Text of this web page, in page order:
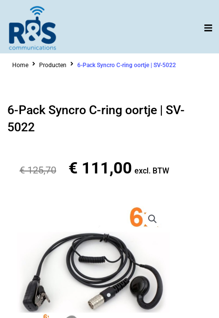
inhoud
Home Producten 6-Pack Syncro C-ring oortje | SV-5022
6-Pack Syncro C-ring oortje | SV-
5022
€125,70
Oorspronkelijke
€ 111,00 Huidige
€ 111,00.
excl. BTW